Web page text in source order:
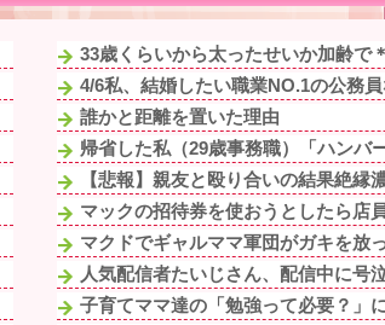
33歳くらいから太ったせいか加齢で
4/6私、結婚したい職業NO.1の公務
誰かと距離を置いた理由
帰省した私（29歳事務職）「ハン
【悲報】親友と殴り合いの結果絶
マックの招待券を使おうとしたら店
マクドでギャルママ軍団がガキを放
人気配信者たいじさん、配信中に
子育てママ達の「勉強って必要？」